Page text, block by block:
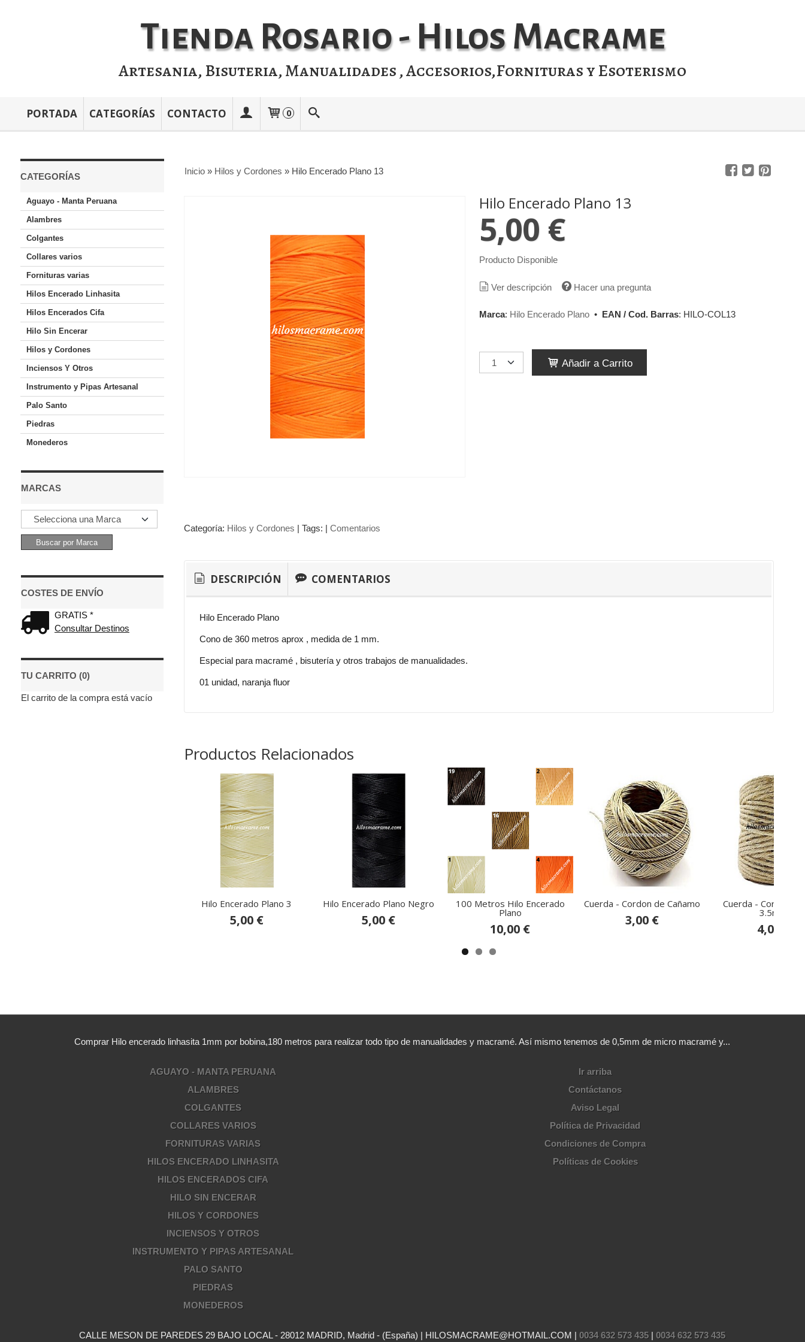
Tienda Rosario - Hilos Macrame
Artesania, Bisuteria, Manualidades , Accesorios,Fornituras y Esoterismo
PORTADA CATEGORÍAS CONTACTO 0
CATEGORÍAS
Aguayo - Manta Peruana
Alambres
Colgantes
Collares varios
Fornituras varias
Hilos Encerado Linhasita
Hilos Encerados Cifa
Hilo Sin Encerar
Hilos y Cordones
Inciensos Y Otros
Instrumento y Pipas Artesanal
Palo Santo
Piedras
Monederos
MARCAS
COSTES DE ENVÍO
GRATIS *
Consultar Destinos
TU CARRITO (0)
El carrito de la compra está vacío
Inicio» Hilos y Cordones » Hilo Encerado Plano 13
Hilo Encerado Plano 13
5,00 €
Producto Disponible
Ver descripción Hacer una pregunta
Marca: Hilo Encerado Plano• EAN / Cod. Barras: HILO-COL13
Añadir a Carrito
Categoría: Hilos y Cordones | Tags: | Comentarios
DESCRIPCIÓN COMENTARIOS
Hilo Encerado Plano
Cono de 360 metros aprox , medida de 1 mm.
Especial para macramé , bisutería y otros trabajos de manualidades.
01 unidad, naranja fluor
Productos Relacionados
Hilo Encerado Plano 3
5,00 €
Hilo Encerado Plano Negro
5,00 €
100 Metros Hilo Encerado
Plano
10,00 €
Cuerda - Cordon de Cañamo
3,00 €
Cuerda - Cordon de
3.5mm
4,00 €
Comprar Hilo encerado linhasita 1mm por bobina,180 metros para realizar todo tipo de manualidades y macramé. Así mismo tenemos de 0,5mm de micro macramé y...
AGUAYO - MANTA PERUANA
ALAMBRES
COLGANTES
COLLARES VARIOS
FORNITURAS VARIAS
HILOS ENCERADO LINHASITA
HILOS ENCERADOS CIFA
HILO SIN ENCERAR
HILOS Y CORDONES
INCIENSOS Y OTROS
INSTRUMENTO Y PIPAS ARTESANAL
PALO SANTO
PIEDRAS
MONEDEROS
Ir arriba
Contáctanos
Aviso Legal
Política de Privacidad
Condiciones de Compra
Políticas de Cookies
CALLE MESON DE PAREDES 29 BAJO LOCAL - 28012 MADRID, Madrid - (España) | HILOSMACRAME@HOTMAIL.COM |0034 632 573 435 |0034 632 573 435